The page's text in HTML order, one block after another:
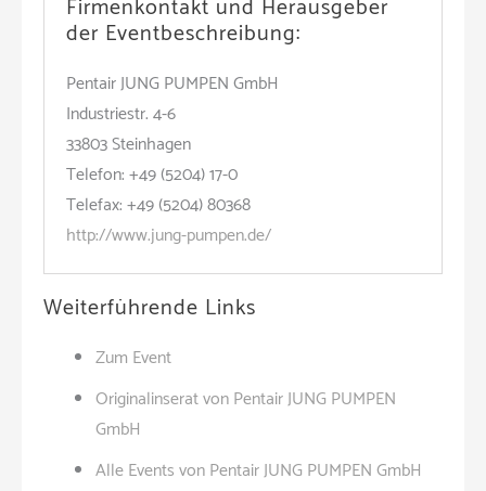
Firmenkontakt und Herausgeber
der Eventbeschreibung:
Pentair JUNG PUMPEN GmbH
Industriestr. 4-6
33803 Steinhagen
Telefon: +49 (5204) 17-0
Telefax: +49 (5204) 80368
http://www.jung-pumpen.de/
Weiterführende Links
Zum Event
Originalinserat von Pentair JUNG PUMPEN
GmbH
Alle Events von Pentair JUNG PUMPEN GmbH